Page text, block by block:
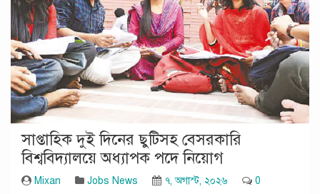
সাপ্তাহিক দুই দিনের ছুটিসহ বেসরকারি
বিশ্ববিদ্যালয়ে অধ্যাপক পদে নিয়োগ
Mixan Jobs News ৭, অগাস্ট, ২০২৬ 0